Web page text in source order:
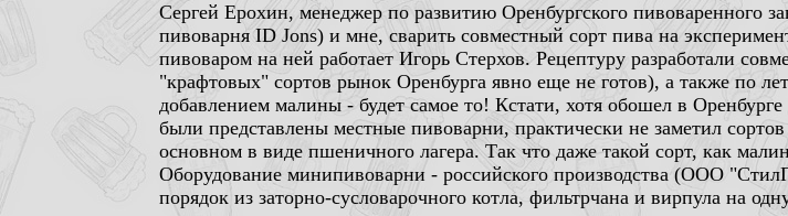
Сергей Ерохин, менеджер по развитию Оренбургского пивоваренного
пивоварня ID Jons) и мне, сварить совместный сорт пива на
пивоваром на ней работает Игорь Стерхов. Рецептуру разработали
"крафтовых" сортов рынок Оренбурга явно еще не готов), а также по
добавлением малины - будет самое то! Кстати, хотя обошел в
были представлены местные пивоварни, практически не заметил
основном в виде пшеничного лагера. Так что даже такой сорт, как
Оборудование минипивоварни - российского производства (ООО
порядок из заторно-сусловарочного котла, фильтрчана и вирпула на